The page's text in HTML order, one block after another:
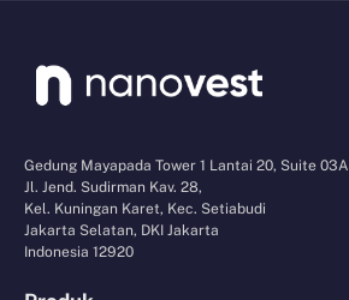
Gedung Mayapada Tower 1 Lantai 20, Suite 03A
Jl. Jend. Sudirman Kav. 28,
Kel. Kuningan Karet, Kec. Setiabudi
Jakarta Selatan, DKI Jakarta
Indonesia 12920